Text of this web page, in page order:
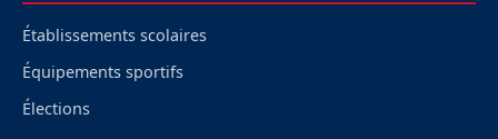
Établissements scolaires
Équipements sportifs
Élections